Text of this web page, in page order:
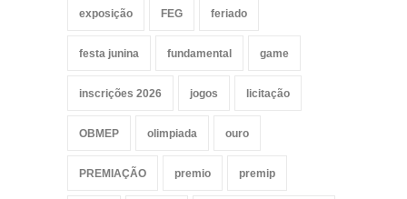
exposição FEG feriado
festa junina fundamental game
inscrições 2026 jogos licitação
OBMEP olimpiada ouro
PREMIAÇÃO premio premip